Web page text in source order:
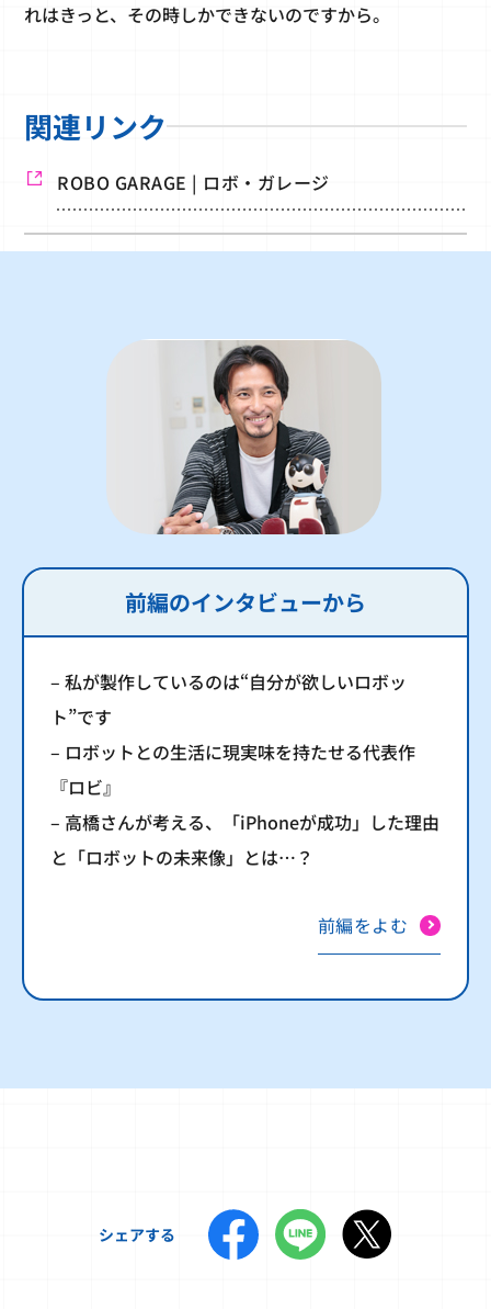
れはきっと、その時しかできないのですから。
関連リンク
ROBO GARAGE | ロボ・ガレージ
前編のインタビューから
– 私が製作しているのは“自分が欲しいロボッ
ト”です
– ロボットとの生活に現実味を持たせる代表作
『ロビ』
– 高橋さんが考える、「iPhoneが成功」した理由
と「ロボットの未来像」とは…？
前編をよむ
シェアする